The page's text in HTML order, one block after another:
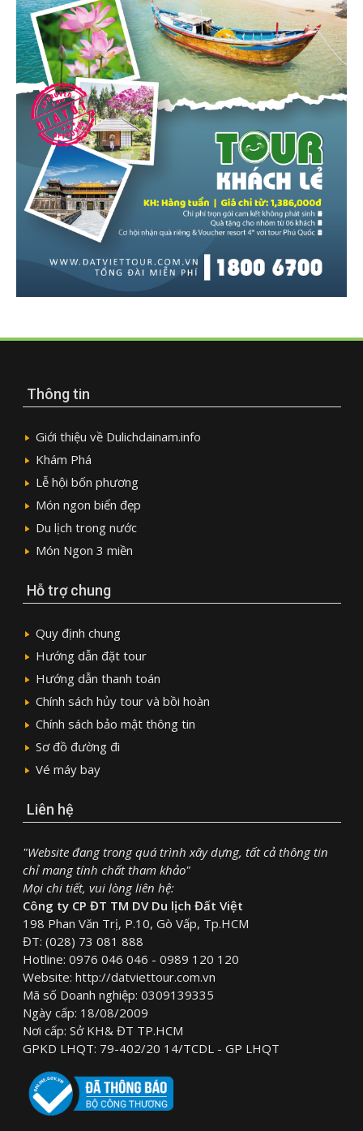
Thông tin
Giới thiệu về Dulichdainam.info
Khám Phá
Lễ hội bốn phương
Món ngon biển đẹp
Du lịch trong nước
Món Ngon 3 miền
Hỗ trợ chung
Quy định chung
Hướng dẫn đặt tour
Hướng dẫn thanh toán
Chính sách hủy tour và bồi hoàn
Chính sách bảo mật thông tin
Sơ đồ đường đi
Vé máy bay
Liên hệ
"Website đang trong quá trình xây dựng, tất cả thông tin
chỉ mang tính chất tham khảo"
Mọi chi tiết, vui lòng liên hệ:
Công ty CP ĐT TM DV Du lịch Đất Việt
198 Phan Văn Trị, P.10, Gò Vấp, Tp.HCM
ĐT: (028) 73 081 888
Hotline: 0976 046 046 - 0989 120 120
Website: http://datviettour.com.vn
Mã số Doanh nghiệp: 0309139335
Ngày cấp: 18/08/2009
Nơi cấp: Sở KH& ĐT TP.HCM
GPKD LHQT: 79-402/20 14/TCDL - GP LHQT